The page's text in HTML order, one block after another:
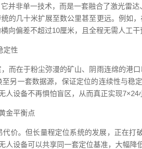
并非单一技术，而是一套融合了激光雷
的几十米扩展至数公里甚至更远。例如
向偏差不超过10厘米，且全程无需人工
定性
而在于粉尘弥漫的矿山、阴雨连绵的港
另一套数据源，保证定位的连续性与
人设备不再惧怕盲区，从而真正实现7×24
金平衡点
价。但长量程定位系统的发展，正在
人设备可以共享同一套定位基准，大幅